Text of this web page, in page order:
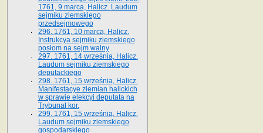
1761, 9 marca, Halicz. Laudum
sejmiku ziemskiego
przedsejmowego
296. 1761, 10 marca, Halicz.
Instrukcya sejmiku ziemskiego
posłom na sejm walny
297. 1761, 14 września, Halicz.
Laudum sejmiku ziemskiego
deputackiego
298. 1761, 15 września, Halicz.
Manifestacye ziemian halickich
w sprawie elekcyi deputata na
Trybunał kor.
299. 1761, 15 września, Halicz.
Laudum sejmiku ziemskiego
gospodarskiego